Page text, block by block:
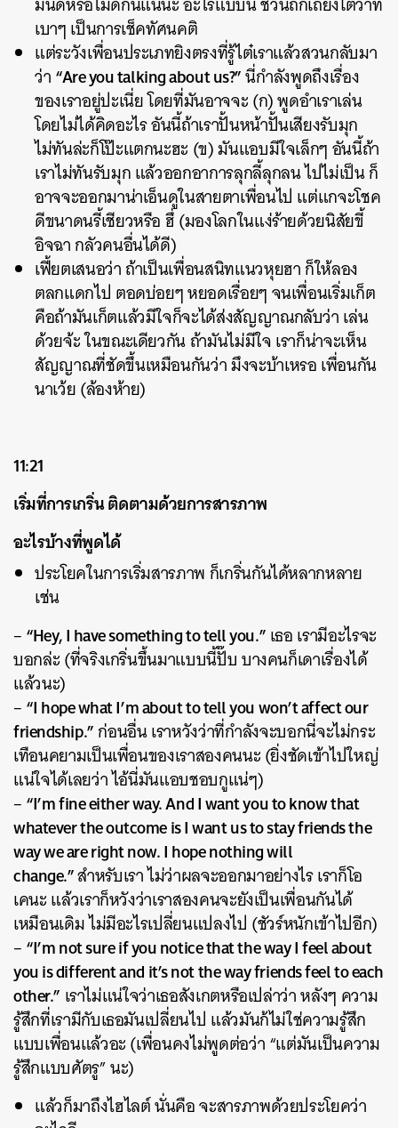
เบาๆ เป็นการเช็คทัศนคติ
แต่ระวังเพื่อนประเภทยิงตรงที่รู้ไต๋เราแล้วสวนกลับมา
ว่า“Are you talking about us?”นี่กำลังพูดถึงเรื่อง
ของเราอยู่ปะเนี่ย โดยที่มันอาจจะ (ก) พูดอำเราเล่น
โดยไม่ได้คิดอะไร อันนี้ถ้าเราปั้นหน้าปั้นเสียงรับมุก
ไม่ทันล่ะก็โป๊ะแตกนะฮะ (ข) มันแอบมีใจเล็กๆ อันนี้ถ้า
เราไม่ทันรับมุก แล้วออกอาการลุกลี้ลุกลน ไปไม่เป็น ก็
อาจจะออกมาน่าเอ็นดูในสายตาเพื่อนไป แต่แกจะโชค
ดีขนาดนรี้เชียวหรือ ฮึ่ (มองโลกในแง่ร้ายด้วยนิสัยขี้
อิจฉา กลัวคนอื่นได้ดี)
เฟี้ยตเสนอว่า ถ้าเป็นเพื่อนสนิทแนวหุยฮา ก็ให้ลอง
ตลกแดกไป ตอดบ่อยๆ หยอดเรื่อยๆ จนเพื่อนเริ่มเก็ต
คือถ้ามันเก็ตแล้วมีใจก็จะได้ส่งสัญญาณกลับว่า เล่น
ด้วยจ้ะ ในขณะเดียวกัน ถ้ามันไม่มีใจ เราก็น่าจะเห็น
สัญญาณที่ชัดขึ้นเหมือนกันว่า มึงจะบ้าเหรอ เพื่อนกัน
นาเว้ย (ล้องห้าย)
11:21
เริ่มที่การเกริ่น ติดตามด้วยการสารภาพ
อะไรบ้างที่พูดได้
ประโยคในการเริ่มสารภาพ ก็เกริ่นกันได้หลากหลาย
เช่น
–“Hey, I have something to tell you.”เธอ เรามีอะไรจะ
บอกล่ะ (ที่จริงเกริ่นขึ้นมาแบบนี้ปั๊บ บางคนก็เดาเรื่องได้
แล้วนะ)
–“I hope what I’m about to tell you won’t affect our
friendship.”ก่อนอื่น เราหวังว่าที่กำลังจะบอกนี่จะไม่กระ
เทือนคยามเป็นเพื่อนของเราสองคนนะ (ยิ่งชัดเข้าไปใหญ่
แน่ใจได้เลยว่า ไอ้นี่มันแอบชอบกูแน่ๆ)
–“I’m fine either way. And I want you to know that
whatever the outcome is I want us to stay friends the
way we are right now. I hope nothing will
change.”สำหรับเรา ไม่ว่าผลจะออกมาอย่างไร เราก็โอ
เคนะ แล้วเราก็หวังว่าเราสองคนจะยังเป็นเพื่อนกันได้
เหมือนเดิม ไม่มีอะไรเปลี่ยนแปลงไป (ชัวร์หนักเข้าไปอีก)
–“I’m not sure if you notice that the way I feel about
you is different and it’s not the way friends feel to each
other.” เราไม่แน่ใจว่าเธอสังเกตหรือเปล่าว่า หลังๆ ความ
รู้สึกที่เรามีกับเธอมันเปลี่ยนไป แล้วมันก้ไม่ใช่ความรู้สึก
แบบเพื่อนแล้วอะ (เพื่อนคงไม่พูดต่อว่า “แต่มันเป็นความ
รู้สึกแบบศัตรู” นะ)
แล้วก็มาถึงไฮไลต์ นั่นคือ จะสารภาพด้วยประโยคว่า